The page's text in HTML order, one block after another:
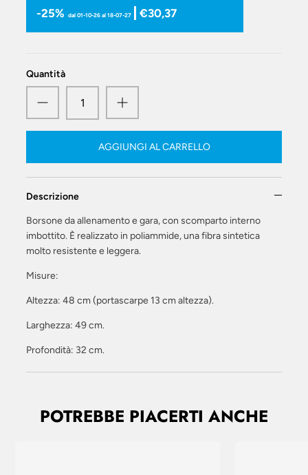
-25% dal 01-10-26 al 18-07-27 €30,37
Quantità
AGGIUNGI AL CARRELLO
Descrizione
Borsone da allenamento e gara, con scomparto interno
imbottito. È realizzato in poliammide, una fibra sintetica
molto resistente e leggera.
Misure:
Altezza: 48 cm (portascarpe 13 cm altezza).
Larghezza: 49 cm.
Profondità: 32 cm.
POTREBBE PIACERTI ANCHE